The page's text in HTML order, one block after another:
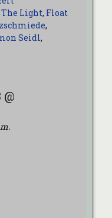
Light, Float
,
Seidl,